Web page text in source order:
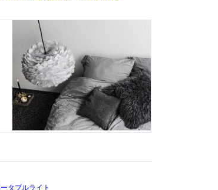
タブルライト